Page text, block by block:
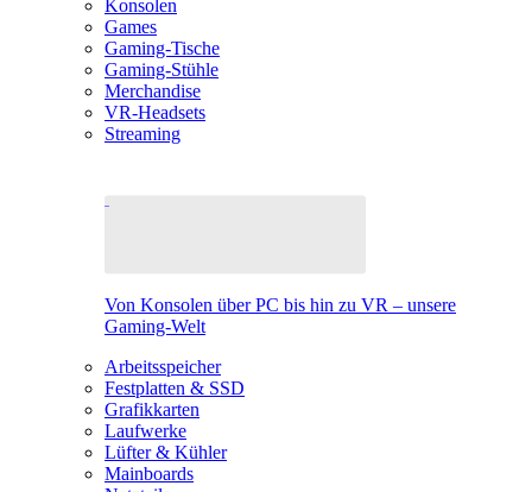
Konsolen
Games
Gaming-Tische
Gaming-Stühle
Merchandise
VR-Headsets
Streaming
Von Konsolen über PC bis hin zu VR – unsere
Gaming-Welt
Arbeitsspeicher
Festplatten & SSD
Grafikkarten
Laufwerke
Lüfter & Kühler
Mainboards